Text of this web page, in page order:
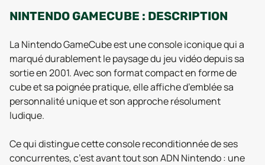
NINTENDO GAMECUBE : DESCRIPTION
La Nintendo GameCube est une console iconique qui a
marqué durablement le paysage du jeu vidéo depuis sa
sortie en 2001. Avec son format compact en forme de
cube et sa poignée pratique, elle affiche d’emblée sa
personnalité unique et son approche résolument
ludique.
Ce qui distingue cette console reconditionnée de ses
concurrentes, c’est avant tout son ADN Nintendo : une